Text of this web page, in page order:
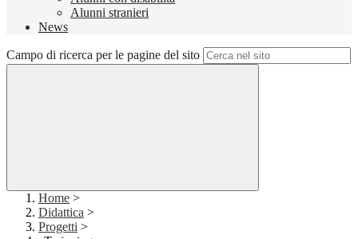
Alunni stranieri
News
Campo di ricerca per le pagine del sito
Home >
Didattica >
Progetti >